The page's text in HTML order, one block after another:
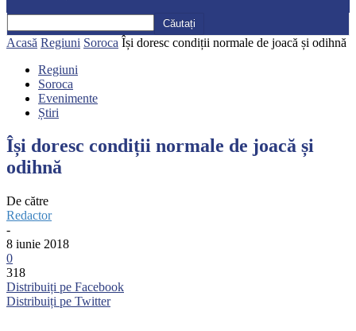
Acasă Regiuni Soroca Își doresc condiții normale de joacă și odihnă
Regiuni
Soroca
Evenimente
Știri
Își doresc condiții normale de joacă și
odihnă
De către
Redactor
-
8 iunie 2018
0
318
Distribuiți pe Facebook
Distribuiți pe Twitter